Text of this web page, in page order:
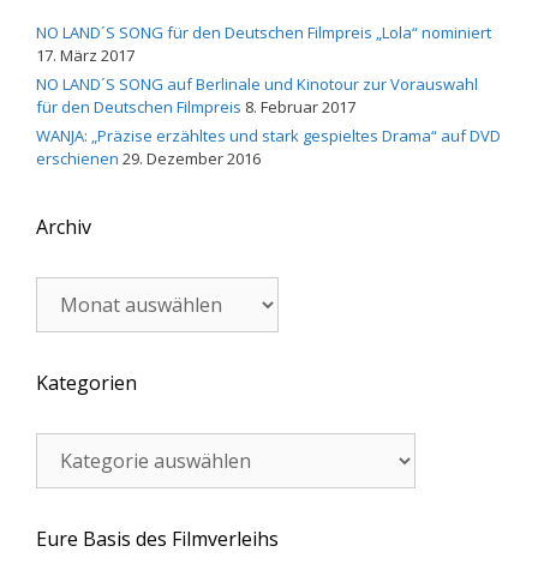
NO LAND´S SONG für den Deutschen Filmpreis „Lola“ nominiert
17. März 2017
NO LAND´S SONG auf Berlinale und Kinotour zur Vorauswahl
für den Deutschen Filmpreis 8. Februar 2017
WANJA: „Präzise erzähltes und stark gespieltes Drama“ auf DVD
erschienen 29. Dezember 2016
Archiv
Kategorien
Eure Basis des Filmverleihs